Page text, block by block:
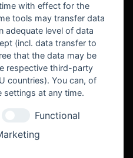
with effect for the
tools may transfer data
adequate level of data
(incl. data transfer to
that the data may be
respective third-party
countries). You can, of
settings at any time.
Functional